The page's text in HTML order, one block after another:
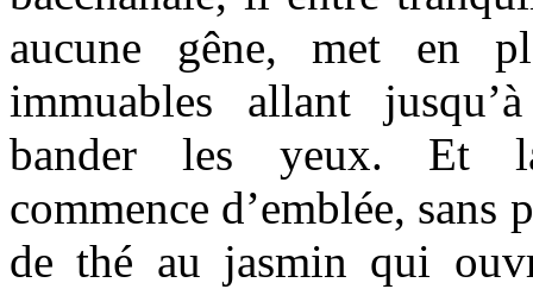
aucune gêne, met en
immuables allant
bander les yeux. Et
commence d’emblée, sans
de thé au jasmin qui